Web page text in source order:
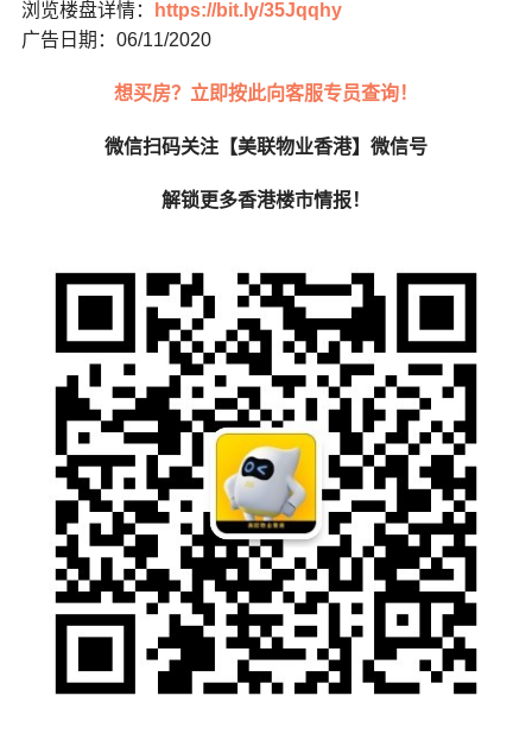
浏览楼盘详情：
https://bit.ly/35Jqqhy
广告日期：06/11/2020
想买房？立即按此向客服专员查询！
微信扫码关注【美联物业香港】微信号
解锁更多香港楼市情报！